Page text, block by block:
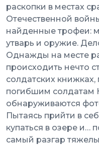
раскопки в местах
Отечественной
найденные трофеи:
утварь и оружие.
Однажды на месте
происходить нечто
солдатских
погибшим солдатам
обнаруживаются
Пытаясь прийти в
купаться в озере и…
самый разгар